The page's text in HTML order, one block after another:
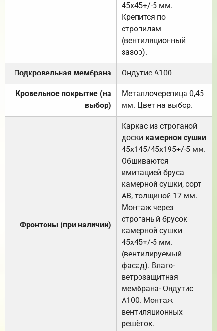
45х45+/-5 мм.
Крепится по
стропилам
(вентиляционный
зазор).
Подкровельная мембрана Ондутис А100
Кровельное покрытие (на
выбор)
Металлочерепица 0,45
мм. Цвет на выбор.
Фронтоны (при наличии)
Каркас из строганой
доски камерной сушки
45х145/45х195+/-5 мм.
Обшиваются
имитацией бруса
камерной сушки, сорт
АВ, толщиной 17 мм.
Монтаж через
строганый брусок
камерной сушки
45х45+/-5 мм.
(вентилируемый
фасад). Влаго-
ветрозащитная
мембрана- Ондутис
А100. Монтаж
вентиляционных
решёток.